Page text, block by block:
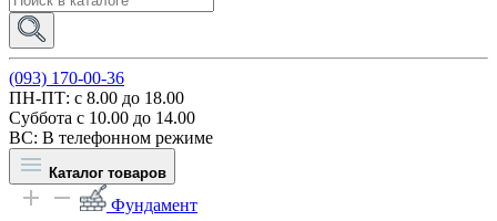
(093) 170-00-36
ПН-ПТ: c 8.00 до 18.00
Суббота с 10.00 до 14.00
ВС: В телефонном режиме
Каталог товаров
Фундамент